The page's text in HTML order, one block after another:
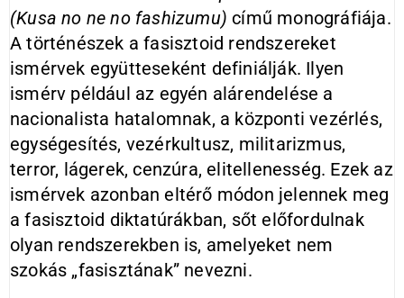
(Kusa no ne no fashizumu) című monográfiája.
A történészek a fasisztoid rendszereket
ismérvek együtteseként definiálják. Ilyen
ismérv például az egyén alárendelése a
nacionalista hatalomnak, a központi vezérlés,
egységesítés, vezérkultusz, militarizmus,
terror, lágerek, cenzúra, elitellenesség. Ezek az
ismérvek azonban eltérő módon jelennek meg
a fasisztoid diktatúrákban, sőt előfordulnak
olyan rendszerekben is, amelyeket nem
szokás „fasisztának” nevezni.